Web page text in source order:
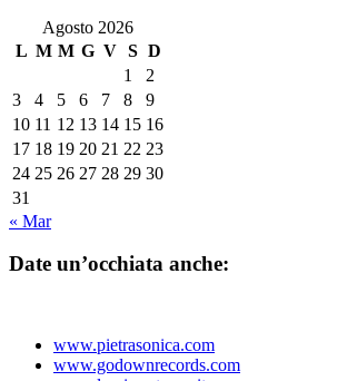
Agosto 2026
L M M G V S D
1
2
3
4 5 6 7 8
9
10 11 12 13 14 15 16
17 18 19 20 21 22 23
24 25 26 27 28 29 30
31
« Mar
Date un’occhiata anche:
www.pietrasonica.com
www.godownrecords.com